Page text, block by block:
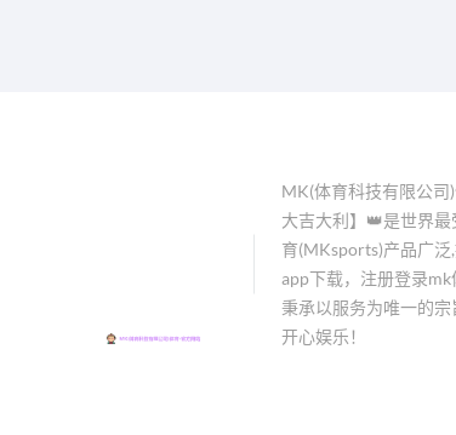
MK(体育科技有限公司
大吉大利】👑是世界
育(MKsports)产品广
app下载，注册登录
秉承以服务为唯一的
开心娱乐！